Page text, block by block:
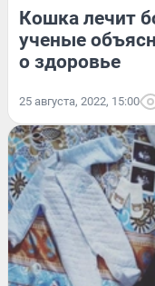
Кошка лечит
ученые
о здоровье
25 августа, 2022, 15:00